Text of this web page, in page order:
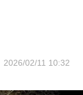
2026/02/11 10:32